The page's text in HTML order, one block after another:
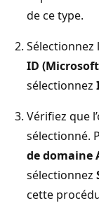
de ce type.
Sélectionnez
ID
sélectionnez
Vérifiez que
sélectionné.
de domaine
sélectionnez
cette